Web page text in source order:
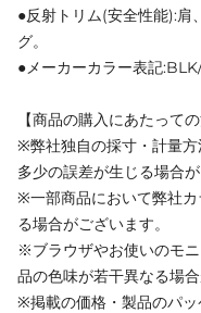
●反射トリム(安全性能):肩
グ。
●メーカーカラー表記
【商品の購入にあたっての
※弊社独自の採寸・計量方
多少の誤差が生じる場合が
※一部商品において弊社
る場合がございます。
※ブラウザやお使いのモ
品の色味が若干異なる場合
※掲載の価格・製品のパ